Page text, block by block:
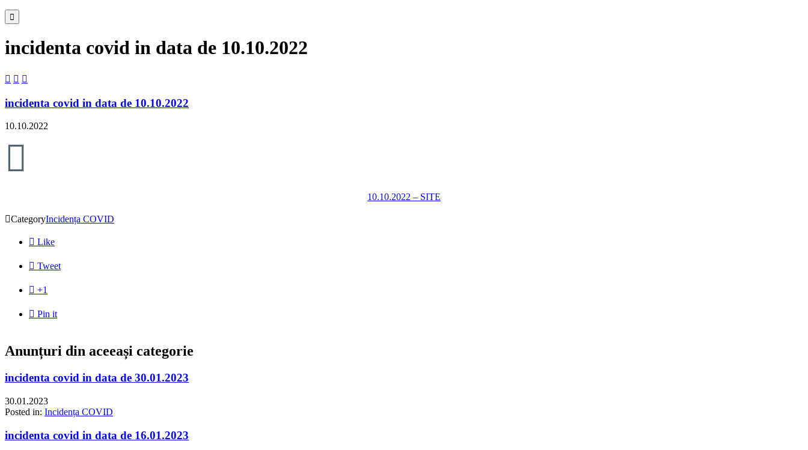

incidenta covid in data de 10.10.2022
  
incidenta covid in data de 10.10.2022
10.10.2022

10.10.2022 – SITE
CategoryIncidența COVID
 Like
 Tweet
 +1
 Pin it
Anunțuri din aceeași categorie
incidenta covid in data de 30.01.2023
30.01.2023
Posted in: Incidența COVID
incidenta covid in data de 16.01.2023